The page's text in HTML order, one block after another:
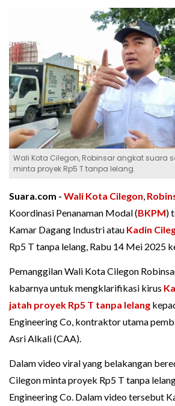
Wali Kota Cilegon, Robinsar angkat suara
minta proyek Rp5 T tanpa lelang.
Suara.com - Wali Kota Cilegon,
Koordinasi Penanaman Modal (BKPM)
Kamar Dagang Industri atau Kadin
Rp5 T tanpa lelang, Rabu 14 Mei 2025
Pemanggilan Wali Kota Cilegon
kabarnya untuk mengklarifikasi kirus
jatah proyek Rp5 T tanpa lelang
Engineering Co, kontraktor utama
Asri Alkali (CAA).
Dalam video viral yang belakangan
Cilegon minta proyek Rp5 T tanpa
Engineering Co. Dalam video tersebut